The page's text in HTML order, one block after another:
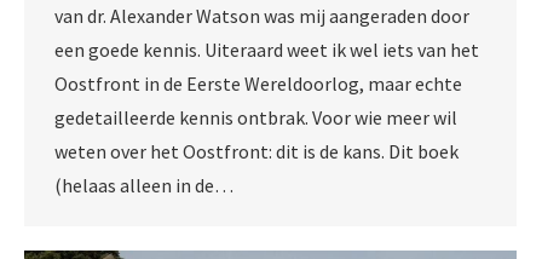
van dr. Alexander Watson was mij aangeraden door
een goede kennis. Uiteraard weet ik wel iets van het
Oostfront in de Eerste Wereldoorlog, maar echte
gedetailleerde kennis ontbrak. Voor wie meer wil
weten over het Oostfront: dit is de kans. Dit boek
(helaas alleen in de…